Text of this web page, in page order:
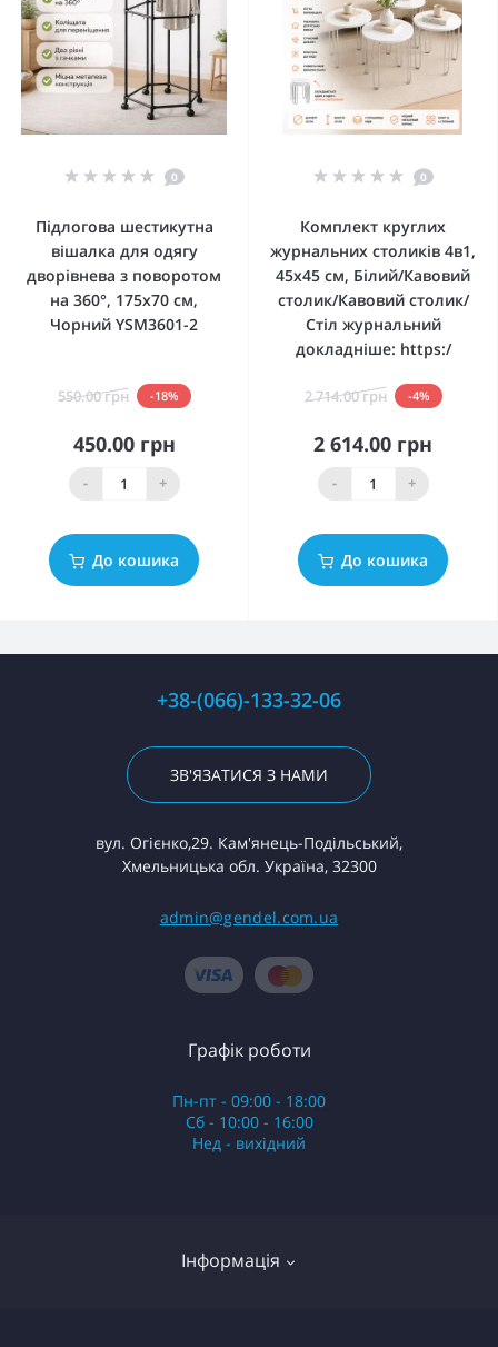
0
Підлогова шестикутна
вішалка для одягу
дворівнева з поворотом
на 360°, 175х70 см,
Чорний YSM3601-2
550.00 грн -18%
450.00 грн
- +
До кошика
0
Комплект круглих
журнальних столиків 4в1,
45х45 см, Білий/Кавовий
столик/Кавовий столик/
Стіл журнальний
докладніше: https:/
2 714.00 грн -4%
2 614.00 грн
- +
До кошика
+38-(066)-133-32-06
ЗВ'ЯЗАТИСЯ З НАМИ
вул. Огієнко,29. Кам'янець-Подільський,
Хмельницька обл. Україна, 32300
admin@gendel.com.ua
Інформація
Графік роботи
Пн-пт - 09:00 - 18:00
Сб - 10:00 - 16:00
Нед - вихідний